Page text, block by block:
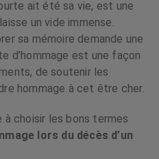
ait été sa vie, est une
un vide immense.
sa mémoire demande une
d’hommage est une façon
de soutenir les
hommage à cet être cher.
à choisir les bons termes
lors du décès d’un